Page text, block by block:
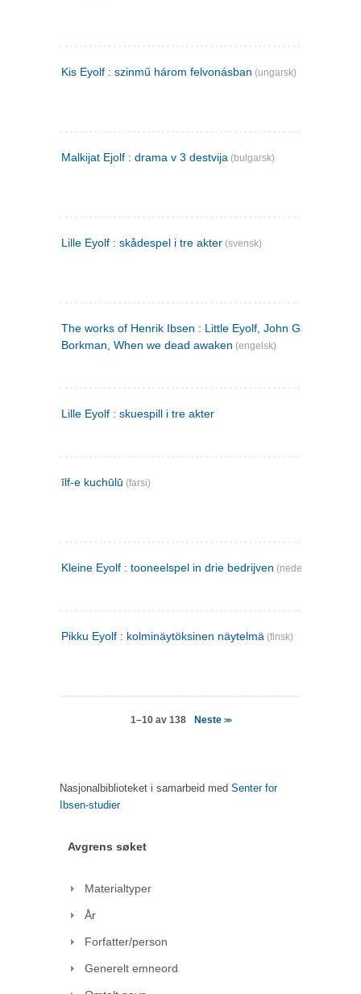
Kis Eyolf : szinmű három felvonásban (ungarsk)
Malkijat Ejolf : drama v 3 destvija (bulgarsk)
Lille Eyolf : skådespel i tre akter (svensk)
The works of Henrik Ibsen : Little Eyolf, John Gabriel
Borkman, When we dead awaken (engelsk)
Lille Eyolf : skuespill i tre akter
īlf-e kuchūlū (farsi)
Kleine Eyolf : tooneelspel in drie bedrijven (nederlandsk)
Pikku Eyolf : kolminäytöksinen näytelmä (finsk)
1–10 av 138 Neste >>
Nasjonalbiblioteket i samarbeid med Senter for
Ibsen-studier
Avgrens søket
Materialtyper
År
Forfatter/person
Generelt emneord